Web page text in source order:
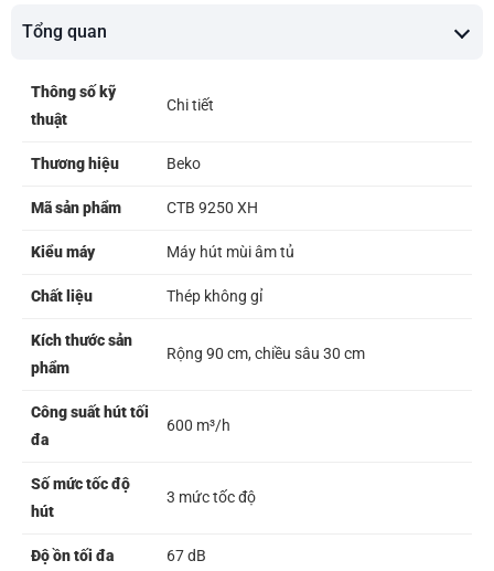
Tổng quan
Thông số kỹ
thuật
Chi tiết
Thương hiệu Beko
Mã sản phẩm CTB 9250 XH
Kiểu máy Máy hút mùi âm tủ
Chất liệu Thép không gỉ
Kích thước sản
phẩm
Rộng 90 cm, chiều sâu 30 cm
Công suất hút tối
đa
600 m³/h
Số mức tốc độ
hút
3 mức tốc độ
Độ ồn tối đa 67 dB